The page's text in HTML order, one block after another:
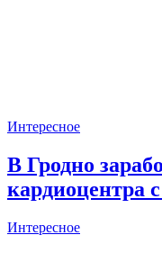
Интересное
В Гродно
кардиоцентра
Интересное